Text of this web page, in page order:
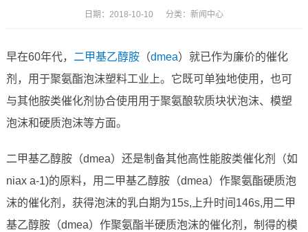
日期：2018-10-10 分类： 新闻中心
早在60年代， 二甲基乙醇胺（dmea）就已作为廉价的催化
剂，用于聚氨酯泡沫塑料工业上。它既可单独地使用，也可
与其他胺类催化剂协合使用用于聚氨酿软质块状泡沫、模塑
泡沫和硬质泡沫等方面。
二甲基乙醇胺（dmea）还是制备其他高性能胺类催化剂（如
niax a-1)的原料，用二甲基乙醇胺（dmea）作聚氨酯硬质泡
沫的催化剂，获得泡沫的乳白期为15s,上升时间146s,用二甲
基乙醇胺（dmea）作聚氨酯半硬质泡沫的催化剂，制得的模